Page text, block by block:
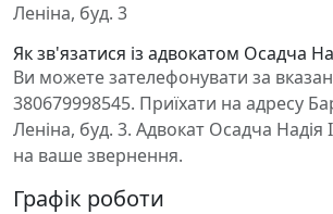
Леніна, буд. 3
Як зв'язатися із адвокатом Осадча
Ви можете зателефонувати за
380679998545. Приїхати на адресу
Леніна, буд. 3. Адвокат Осадча Надія
на ваше звернення.
Графік роботи